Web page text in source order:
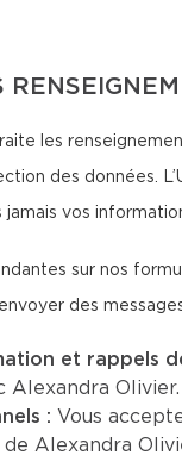
les
des données.
jamais vos
sur nos
des
et rappels
Alexandra
: Vous
Alexandra